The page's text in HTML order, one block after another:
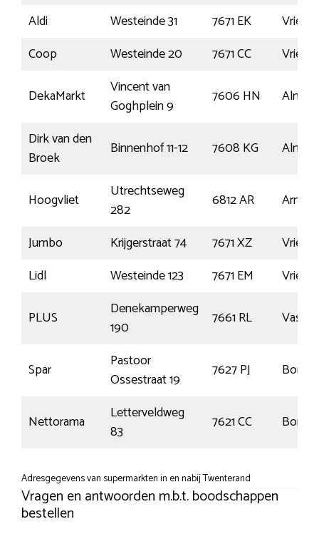
Aldi
Westeinde 31 7671 EK
Coop
Westeinde 20 7671 CC
DekaMarkt
Vincent van
Goghplein 9
7606 HN
Almelo
Dirk van den
Broek
Binnenhof 11-12 7608 KG Almelo
Hoogvliet
Utrechtseweg
282
6812 AR
Jumbo
Krijgerstraat 74 7671 XZ
Lidl
Westeinde 123 7671 EM
PLUS
Denekamperweg
190
7661 RL Vasse
Spar
Pastoor
Ossestraat 19
7627 PJ
Nettorama
Letterveldweg
83
7621 CC Borne
Adresgegevens van supermarkten in en nabij Twenterand
Vragen en antwoorden m.b.t. boodschappen
bestellen